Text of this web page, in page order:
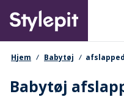
main
content
Primary
navigationssti
Hjem Babytøj
Babytøj